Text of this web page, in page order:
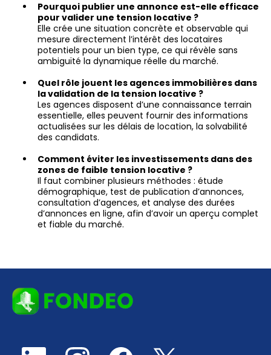
Pourquoi publier une annonce est-elle efficace
pour valider une tension locative ?
Elle crée une situation concrète et observable qui
mesure directement l’intérêt des locataires
potentiels pour un bien type, ce qui révèle sans
ambiguïté la dynamique réelle du marché.
Quel rôle jouent les agences immobilières dans
la validation de la tension locative ?
Les agences disposent d’une connaissance terrain
essentielle, elles peuvent fournir des informations
actualisées sur les délais de location, la solvabilité
des candidats.
Comment éviter les investissements dans des
zones de faible tension locative ?
Il faut combiner plusieurs méthodes : étude
démographique, test de publication d’annonces,
consultation d’agences, et analyse des durées
d’annonces en ligne, afin d’avoir un aperçu complet
et fiable du marché.